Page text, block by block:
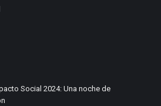
Social 2024: Una noche de